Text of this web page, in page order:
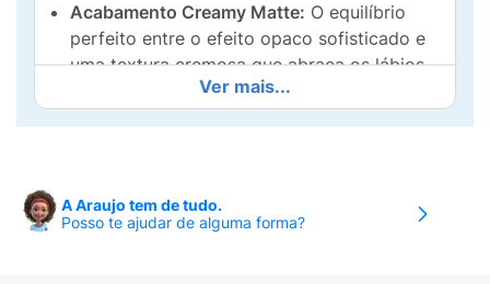
Acabamento Creamy Matte: O equilíbrio
perfeito entre o efeito opaco sofisticado e
uma textura cremosa que abraça os lábios.
Alta Pigmentação:Entrega uma cor intensa
Conforto Extremo:
especificamente para não ressecar ou
Ver mais...
A Araujo tem de tudo.
Posso te ajudar de alguma forma?